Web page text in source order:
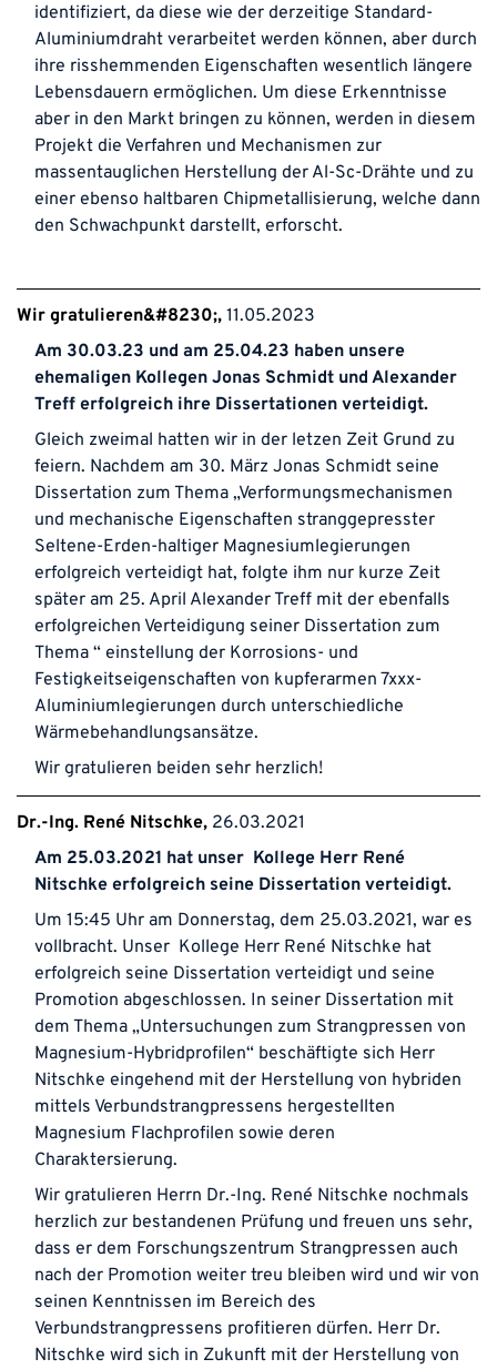
identifiziert, da diese wie der derzeitige Standard-
Aluminiumdraht verarbeitet werden können, aber durch
ihre risshemmenden Eigenschaften wesentlich längere
Lebensdauern ermöglichen. Um diese Erkenntnisse
aber in den Markt bringen zu können, werden in diesem
Projekt die Verfahren und Mechanismen zur
massentauglichen Herstellung der Al-Sc-Drähte und zu
einer ebenso haltbaren Chipmetallisierung, welche dann
den Schwachpunkt darstellt, erforscht.
Wir gratulieren&#8230; 11.05.2023
Am 30.03.23 und am 25.04.23 haben unsere
ehemaligen Kollegen Jonas Schmidt und Alexander
Treff erfolgreich ihre Dissertationen verteidigt.
Gleich zweimal hatten wir in der letzen Zeit Grund zu
feiern. Nachdem am 30. März Jonas Schmidt seine
Dissertation zum Thema „Verformungsmechanismen
und mechanische Eigenschaften stranggepresster
Seltene-Erden-haltiger Magnesiumlegierungen
erfolgreich verteidigt hat, folgte ihm nur kurze Zeit
später am 25. April Alexander Treff mit der ebenfalls
erfolgreichen Verteidigung seiner Dissertation zum
Thema “ einstellung der Korrosions- und
Festigkeitseigenschaften von kupferarmen 7xxx-
Aluminiumlegierungen durch unterschiedliche
Wärmebehandlungsansätze.
Wir gratulieren beiden sehr herzlich!
Dr.-Ing. René Nitschke 26.03.2021
Am 25.03.2021 hat unser Kollege Herr René
Nitschke erfolgreich seine Dissertation verteidigt.
Um 15:45 Uhr am Donnerstag, dem 25.03.2021, war es
vollbracht. Unser Kollege Herr René Nitschke hat
erfolgreich seine Dissertation verteidigt und seine
Promotion abgeschlossen. In seiner Dissertation mit
dem Thema „Untersuchungen zum Strangpressen von
Magnesium-Hybridprofilen“ beschäftigte sich Herr
Nitschke eingehend mit der Herstellung von hybriden
mittels Verbundstrangpressens hergestellten
Magnesium Flachprofilen sowie deren
Charaktersierung.
Wir gratulieren Herrn Dr.-Ing. René Nitschke nochmals
herzlich zur bestandenen Prüfung und freuen uns sehr,
dass er dem Forschungszentrum Strangpressen auch
nach der Promotion weiter treu bleiben wird und wir von
seinen Kenntnissen im Bereich des
Verbundstrangpressens profitieren dürfen. Herr Dr.
Nitschke wird sich in Zukunft mit der Herstellung von